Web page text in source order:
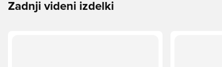
Zadnji videni izdelki